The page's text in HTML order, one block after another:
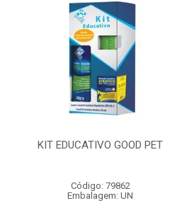
KIT EDUCATIVO GOOD PET
Código: 79862
Embalagem: UN